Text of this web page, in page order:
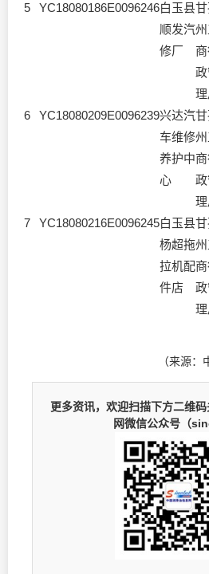
5
YC18080186E0096246白玉县
顺发汽
修厂
6 YC18080209E0096239兴达汽
车维修
养护中
心
7 YC18080216E0096245白玉县
杨超拖
拉机配
件店
（来源：
更多资讯，欢迎扫描下方二维
网微信公众号（